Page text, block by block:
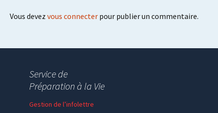
Vous devez vous connecter pour publier un commentaire.
Service de
Préparation à la Vie
Gestion de l’infolettre